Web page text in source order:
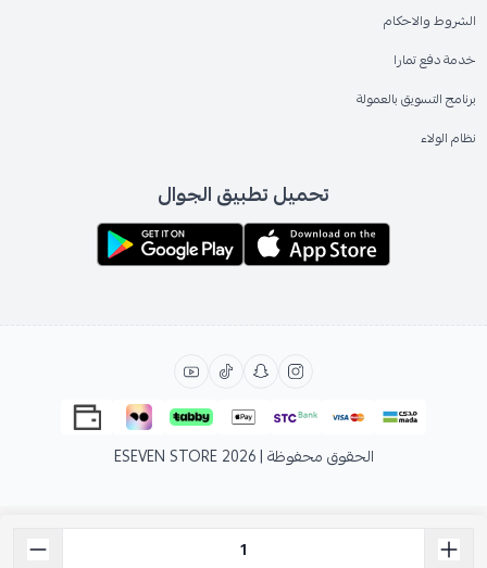
الشروط والاحكام
خدمة دفع تمارا
برنامج التسويق بالعمولة
نظام الولاء
تحميل تطبيق الجوال
الحقوق محفوظة | 2026 ESEVEN STORE